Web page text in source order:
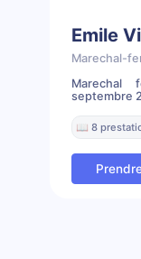
Emile
Marechal-
Marechal
septembre
📖 8